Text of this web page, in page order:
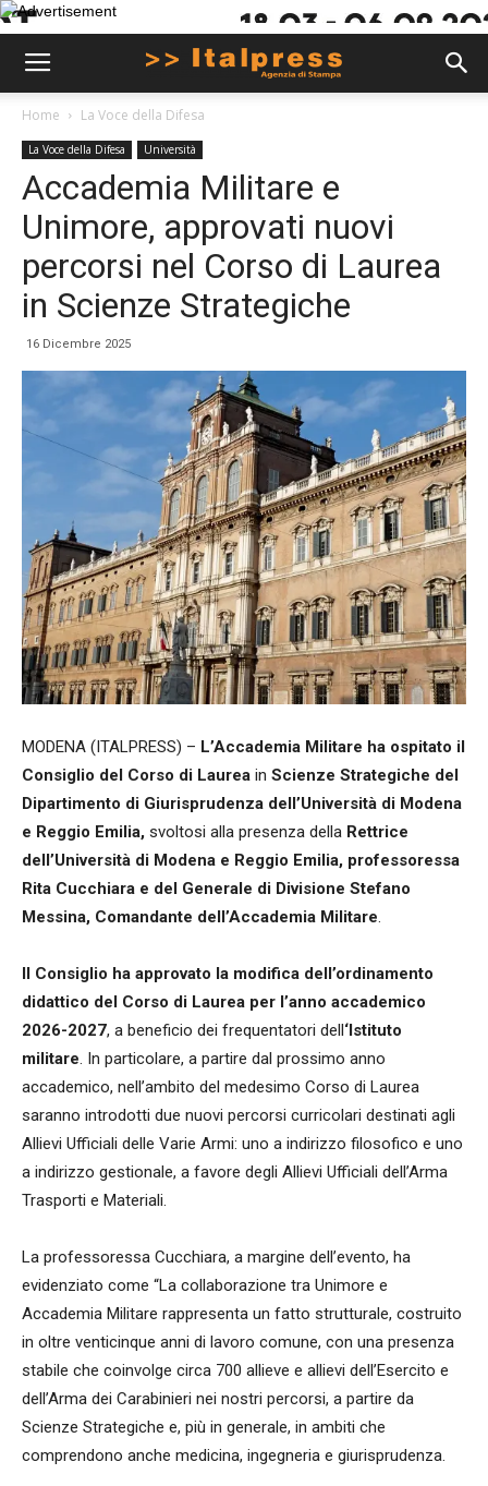
Home La Voce della Difesa
La Voce della Difesa Università
Accademia Militare e
Unimore, approvati nuovi
percorsi nel Corso di Laurea
in Scienze Strategiche
16 Dicembre 2025
MODENA (ITALPRESS) – L’Accademia Militare ha ospitato il
Consiglio del Corso di Laurea in Scienze Strategiche del
Dipartimento di Giurisprudenza dell’Università di Modena
e Reggio Emilia, svoltosi alla presenza della Rettrice
dell’Università di Modena e Reggio Emilia, professoressa
Rita Cucchiara e del Generale di Divisione Stefano
Messina, Comandante dell’Accademia Militare.
Il Consiglio ha approvato la modifica dell’ordinamento
didattico del Corso di Laurea per l’anno accademico
2026-2027, a beneficio dei frequentatori dell‘Istituto
militare. In particolare, a partire dal prossimo anno
accademico, nell’ambito del medesimo Corso di Laurea
saranno introdotti due nuovi percorsi curricolari destinati agli
Allievi Ufficiali delle Varie Armi: uno a indirizzo filosofico e uno
a indirizzo gestionale, a favore degli Allievi Ufficiali dell’Arma
Trasporti e Materiali.
La professoressa Cucchiara, a margine dell’evento, ha
evidenziato come “La collaborazione tra Unimore e
Accademia Militare rappresenta un fatto strutturale, costruito
in oltre venticinque anni di lavoro comune, con una presenza
stabile che coinvolge circa 700 allieve e allievi dell’Esercito e
dell’Arma dei Carabinieri nei nostri percorsi, a partire da
Scienze Strategiche e, più in generale, in ambiti che
comprendono anche medicina, ingegneria e giurisprudenza.